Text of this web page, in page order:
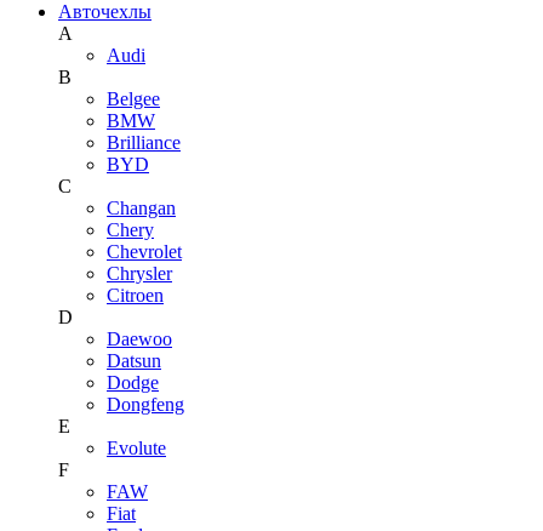
Авточехлы
A
Audi
B
Belgee
BMW
Brilliance
BYD
C
Changan
Chery
Chevrolet
Chrysler
Citroen
D
Daewoo
Datsun
Dodge
Dongfeng
E
Evolute
F
FAW
Fiat